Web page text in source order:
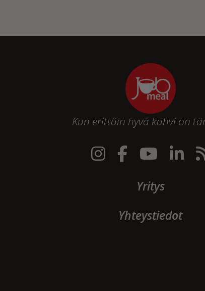
Kun erittäin hyvä kahvi on
Yritys
Yhteystiedot